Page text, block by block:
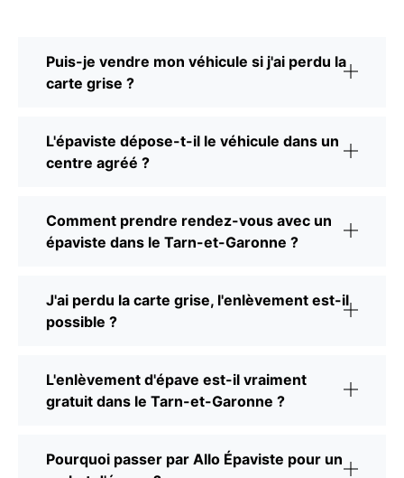
Puis-je vendre mon véhicule si j'ai perdu la
carte grise ?
L'épaviste dépose-t-il le véhicule dans un
centre agréé ?
Comment prendre rendez-vous avec un
épaviste dans le Tarn-et-Garonne ?
J'ai perdu la carte grise, l'enlèvement est-il
possible ?
L'enlèvement d'épave est-il vraiment
gratuit dans le Tarn-et-Garonne ?
Pourquoi passer par Allo Épaviste pour un